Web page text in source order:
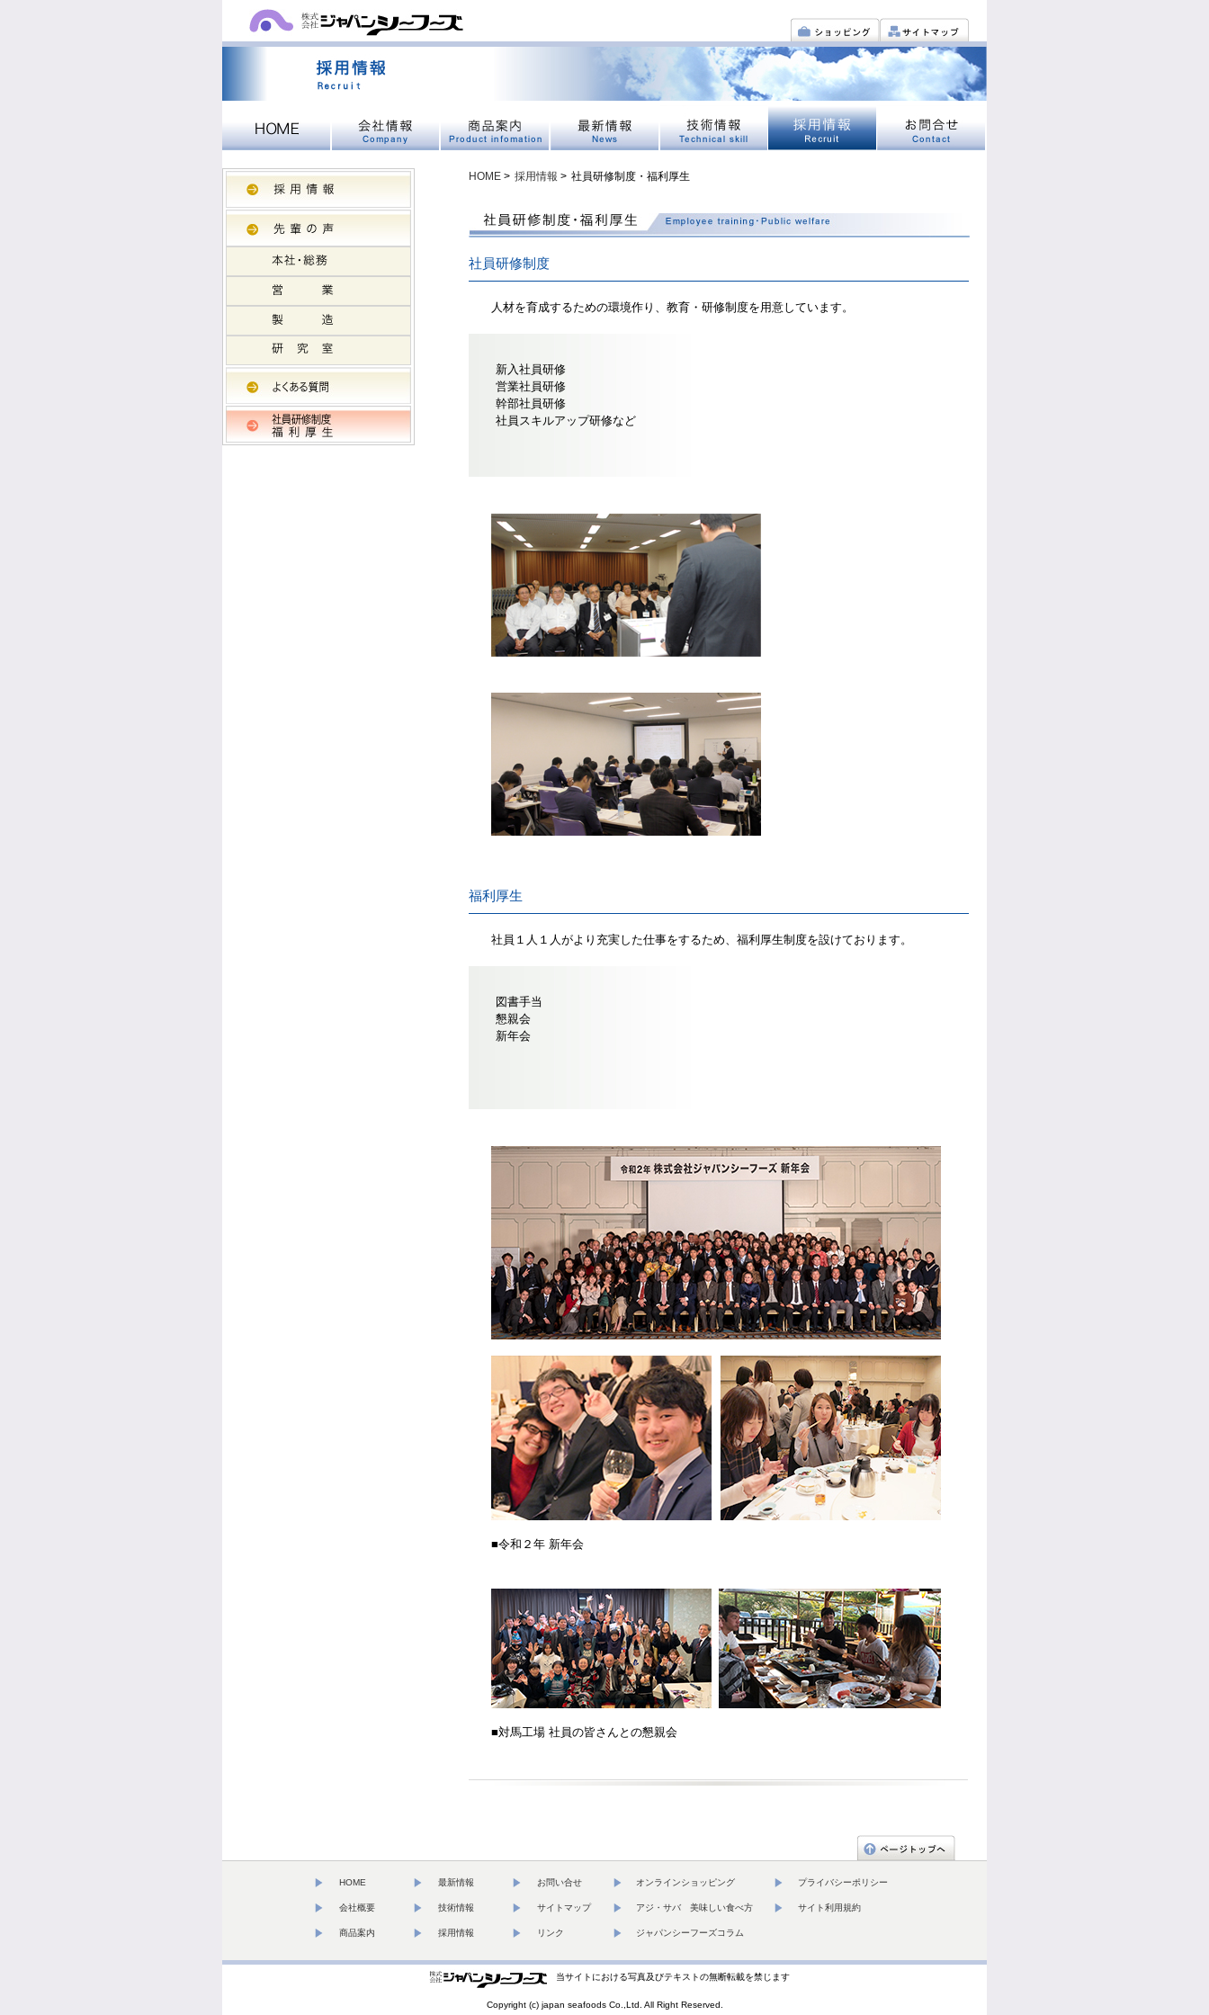
HOME > 採用情報 > 社員研修制度・福利厚生
社員研修制度
人材を育成するための環境作り、教育・研修制度を用意しています。
新入社員研修
営業社員研修
幹部社員研修
社員スキルアップ研修など
福利厚生
社員１人１人がより充実した仕事をするため、福利厚生制度を設けております。
図書手当
懇親会
新年会
■令和２年 新年会
■対馬工場 社員の皆さんとの懇親会
HOME 最新情報 お問い合せ オンラインショッピング プライバシーポリシー
会社概要 技術情報 サイトマップ アジ・サバ 美味しい食べ方 サイト利用規約
商品案内 採用情報 リンク ジャパンシーフーズコラム
当サイトにおける写真及びテキストの無断転載を禁じます
Copyright (c) japan seafoods Co.,Ltd. All Right Reserved.